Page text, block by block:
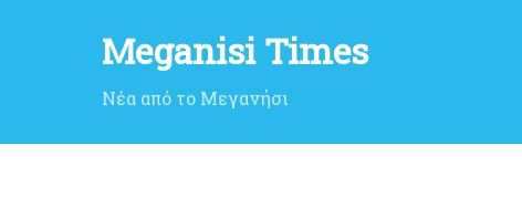
Meganisi Times
Νέα από το Μεγανήσι